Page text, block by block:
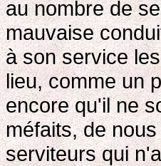
au nombre de
mauvaise
à son service
lieu, comme un
encore qu'il ne
méfaits, de
serviteurs qui